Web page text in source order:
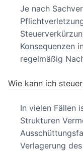
Je nach
Konsequenzen
regelmäßig
Wie kann ich
In vielen Fällen
Strukturen
Verlagerung